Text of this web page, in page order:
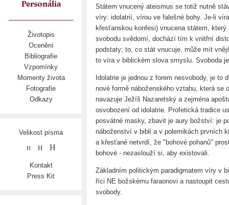
Personália
Životopis
Ocenění
Bibliografie
Vzpomínky
Momenty života
Fotografie
Odkazy
Velikost písma
H H H
Kontakt
Press Kit
Státem vnucený ateismus se totiž nutně
víry: idolatrií, vírou ve falešné bohy. Je-li
křesťanskou konfesi) vnucena státem,
svobodu svědomí, dochází tím k vnitřní
podstaty; to, co stát vnucuje, může mít
to víra v biblickém slova smyslu. Svoboda
Idolatrie je jednou z forem nesvobody, je
nové formě náboženského vztahu, která se
navazuje Ježíš Nazaretský a zejména
osvobození od idolatrie. Profetická tradice
posvátné masky, zbavit je aury božství: je
náboženství v bibli a v polemikách prvních
a křesťané netvrdí, že "bohové pohanů"
bohové - nezaslouží si, aby existovali.
Základním politickým paradigmatem víry v
říci NE božskému faraonovi a nastoupit
svobody.